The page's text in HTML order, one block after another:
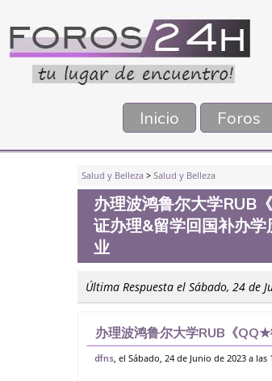
Inicio Foros
Salud y Belleza > Salud y Belleza
办理波鸿鲁尔大学RUB
证办理&留学回国补办
业
Última Respuesta el Sábado, 24 de
办理波鸿鲁尔大学RUB《
学回国补办学历证书。线上购
dfns, el Sábado, 24 de Junio de 2023 a las